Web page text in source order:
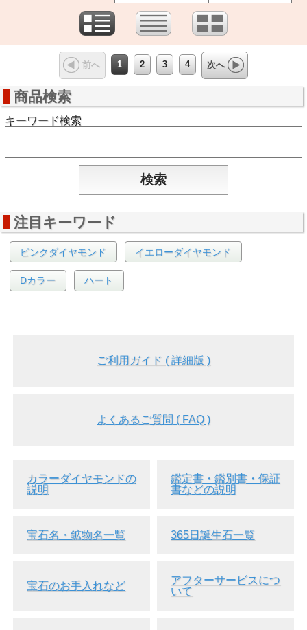
前へ 1 2 3 4 次へ
商品検索
キーワード検索
注目キーワード
ピンクダイヤモンド イエローダイヤモンド
Dカラー ハート
ご利用ガイド ( 詳細版 )
よくあるご質問 ( FAQ )
カラーダイヤモンドの
説明
鑑定書・鑑別書・保証
書などの説明
宝石名・鉱物名一覧 365日誕生石一覧
宝石のお手入れなど
アフターサービスにつ
いて